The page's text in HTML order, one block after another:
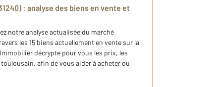
: analyse des biens en vente et
notre analyse actualisée du marché
les 15 biens actuellement en vente sur la
décrypte pour vous les prix, les
afin de vous aider à acheter ou